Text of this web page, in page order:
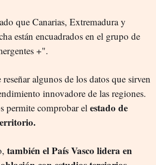
que Canarias, Extremadura y
están encuadrados en el grupo de
+".
algunos de los datos que sirven
innovadore de las regiones.
permite comprobar el estado de
también el País Vasco lidera en